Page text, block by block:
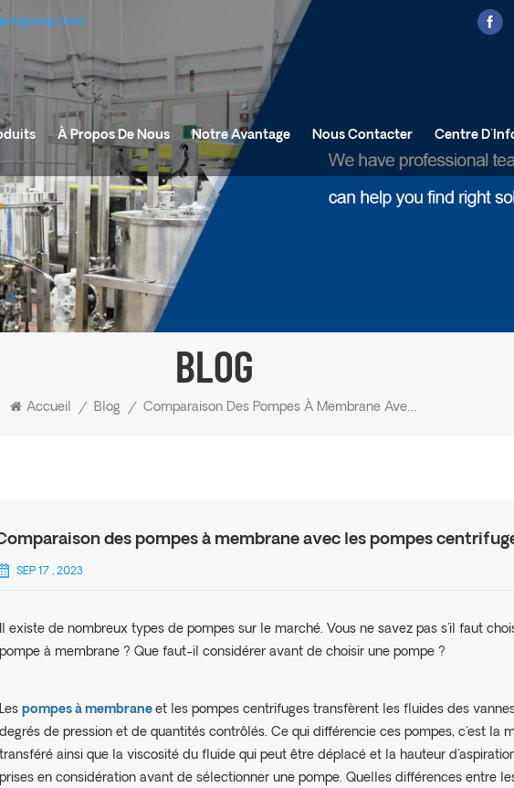
À Propos De Nous Notre Avantage Nous Contacter Centre
BLOG
Accueil / Blog / Comparaison Des Pompes À Membrane Avec Les Pompes Centrifuges
des pompes à membrane avec les pompes
SEP 17 , 2023
Il existe de nombreux types de pompes sur le marché. Vous ne savez pas s'il faut
pompe à membrane ?Que faut-il considérer avant de choisir une pompe ?
Lespompes à membrane et les pompes centrifuges transfèrent les fluides des
degrés de pression et de quantités contrôlés. Ce qui différencie ces pompes, c'est la
transféré ainsi que la viscosité du fluide qui peut être déplacé et la hauteur
prises en considération avant de sélectionner une pompe. Quelles différences entre